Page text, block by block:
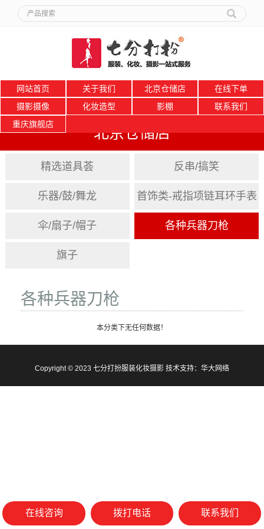
网站首页 关于我们 北京仓储店
在线下单
摄影摄像
化妆造型 影棚
联系我们
重庆旗舰店
北京仓储店
精选道具荟 反串/搞笑
乐器/鼓/舞龙 首饰类-戒指项链耳环手表
伞/扇子/帽子 各种兵器刀枪
旗子
各种兵器刀枪
本分类下无任何数据！
在线咨询 拨打电话 联系我们
Copyright © 2023 七分打扮服装化妆摄影 技术支持： 华大网络